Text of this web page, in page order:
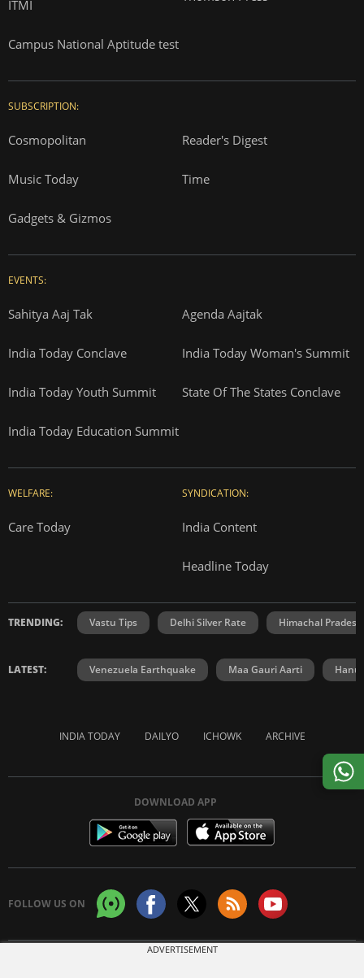
ITMI
Campus National Aptitude test
SUBSCRIPTION:
Cosmopolitan Reader's Digest
Music Today Time
Gadgets & Gizmos
EVENTS:
Sahitya Aaj Tak Agenda Aajtak
India Today Conclave India Today Woman's Summit
India Today Youth Summit State Of The States Conclave
India Today Education Summit
WELFARE:
Care Today
SYNDICATION:
India Content
Headline Today
TRENDING: Vastu Tips Delhi Silver Rate Himachal
LATEST: Venezuela Earthquake Maa Gauri Aarti
INDIA TODAY DAILYO ICHOWK ARCHIVE
DOWNLOAD APP
FOLLOW US ON
ADVERTISEMENT